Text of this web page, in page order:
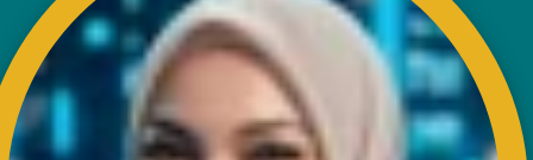
EXTERNAL LINK